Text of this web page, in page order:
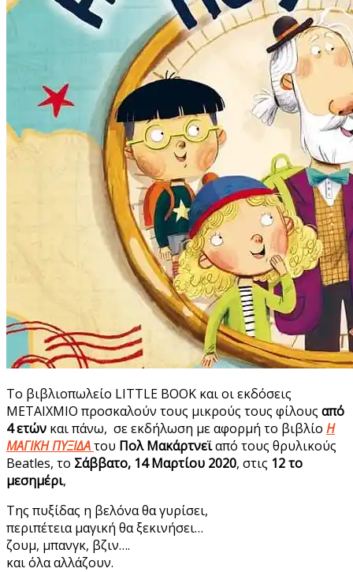
Το βιβλιοπωλείο LITTLE BOOK και οι εκδόσεις
ΜΕΤΑΙΧΜΙΟ προσκαλούν τους μικρούς τους φίλους από
4 ετών και πάνω, σε εκδήλωση με αφορμή το βιβλίο Η
ΜΑΓΙΚΗ ΠΥΞΙΔΑτου Πολ Μακάρτνεϊαπό τους θρυλικούς
Beatles, το Σάββατο, 14 Μαρτίου 2020, στις 12 το
μεσημέρι,
Της πυξίδας η βελόνα θα γυρίσει,
περιπέτεια μαγική θα ξεκινήσει…
ζουμ, μπανγκ, βζιν….
και όλα αλλάζουν.